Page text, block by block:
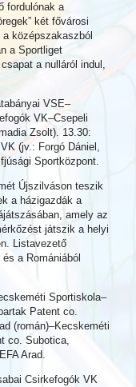
fordulónak a
két fővárosi
középszakaszból
a Sportliget
a nulláról indul,
VSE–
VK–Csepeli
Zsolt). 13.30:
(jv.: Forgó Dániel,
Sportközpont.
Újszilváson teszik
a házigazdák a
amely az
játszik a helyi
Listavezető
a Romániából
Sportiskola–
Patent co.
(román)–Kecskeméti
co. Subotica,
Arad.
Csirkefogók VK